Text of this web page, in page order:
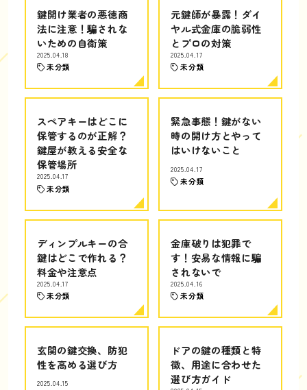
鍵開け業者の悪徳商
法に注意！騙されな
いための自衛策
2025.04.18
未分類
元鍵師が暴露！ダイ
ヤル式金庫の脆弱性
とプロの対策
2025.04.17
未分類
スペアキーはどこに
保管するのが正解？
鍵屋が教える安全な
保管場所
2025.04.17
未分類
緊急事態！鍵がない
時の開け方とやって
はいけないこと
2025.04.17
未分類
ディンプルキーの合
鍵はどこで作れる？
料金や注意点
2025.04.17
未分類
金庫破りは犯罪で
す！安易な情報に騙
されないで
2025.04.16
未分類
玄関の鍵交換、防犯
性を高める選び方
2025.04.15
ドアの鍵の種類と特
徴、用途に合わせた
選び方ガイド